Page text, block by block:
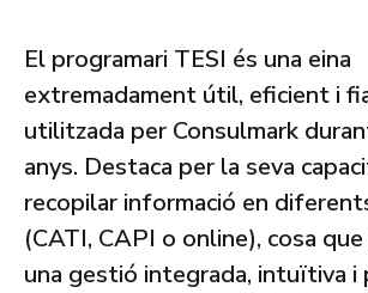
El programari TESI és una eina
extremadament útil, eficient i
utilitzada per Consulmark
anys. Destaca per la seva
recopilar informació en
(CATI, CAPI o online), cosa
una gestió integrada, intuïtiva i